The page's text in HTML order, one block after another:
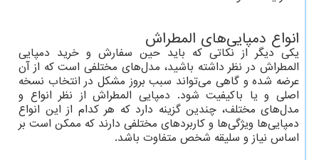
انواع دمپایی‌های المطراش
یکی دیگر از نکاتی که باید حین سفارش و خرید دمپایی
المطراش در نظر داشته باشید، مدل‌های مختلفی است که از آن
عرضه شده و گاهی می‌تواند سبب بروز مشکل در انتخاب نسخه
اصلی و یا باکیفیت شود. دمپایی المطراش از نظر انواع و
مدل‌های مختلف، چندین گزینه دارد که هر کدام از این انواع
دمپایی‌ها ویژگی‌ها و کاربردهای مختلفی دارند که ممکن است بر
اساس نیاز و سلیقه شخص متفاوت باشد.